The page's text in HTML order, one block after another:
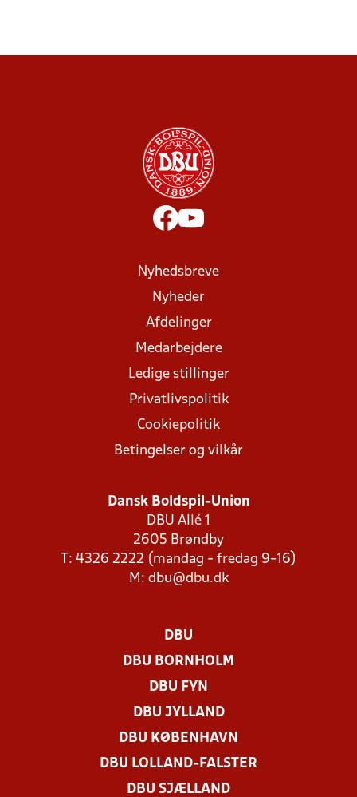
Nyhedsbreve
Nyheder
Afdelinger
Medarbejdere
Ledige stillinger
Privatlivspolitik
Cookiepolitik
Betingelser og vilkår
Dansk Boldspil-Union
DBU Allé 1
2605 Brøndby
T: 4326 2222 (mandag - fredag 9-16)
M: dbu@dbu.dk
DBU
DBU BORNHOLM
DBU FYN
DBU JYLLAND
DBU KØBENHAVN
DBU LOLLAND-FALSTER
DBU SJÆLLAND